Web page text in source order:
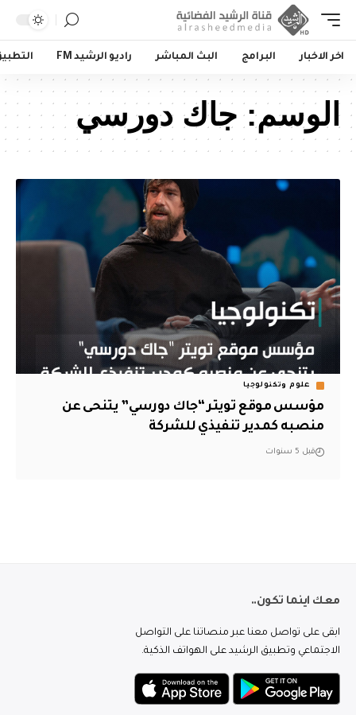
اخر الاخبار البرامج البث المباشر راديو الرشيد FM
الوسم:جاك دورسي
علوم وتكنولوجيا
مؤسس موقع تويتر “جاك دورسي” يتنحى عن
منصبه كمدير تنفيذي للشركة
قبل 5 سنوات
معك اينما تكون..
ابقى على تواصل معنا عبر منصاتنا على التواصل
الاجتماعي وتطبيق الرشيد على الهواتف الذكية.